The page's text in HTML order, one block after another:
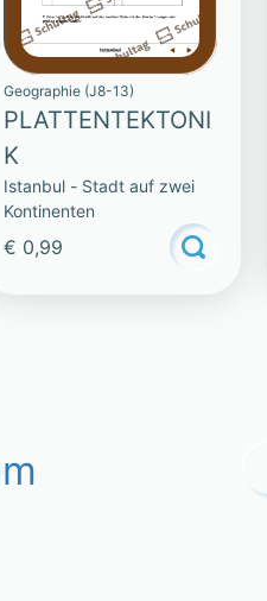
Geographie (J8-13)
PLATTENTEKTONI
K
Istanbul - Stadt auf zwei
Kontinenten
€ 0,99